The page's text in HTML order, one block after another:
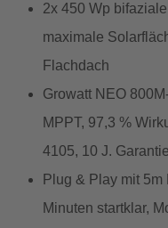
2x 450 Wp
maximale
Flachdach
Growatt NEO
MPPT, 97,3 %
4105, 10 J. Garantie
Plug & Play mit
Minuten startklar,